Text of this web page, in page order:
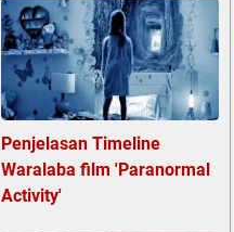
Penjelasan Timeline
Waralaba film 'Paranormal
Activity'